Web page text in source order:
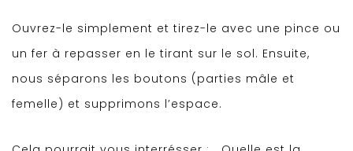
Ouvrez-le simplement et tirez-le avec une pince ou
un fer à repasser en le tirant sur le sol. Ensuite,
nous séparons les boutons (parties mâle et
femelle) et supprimons l’espace.